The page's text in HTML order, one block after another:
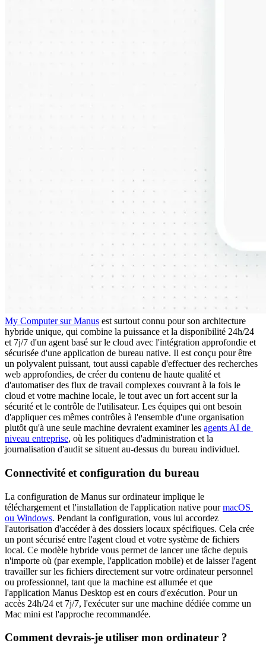
My Computer sur Manus est surtout connu pour son architecture
hybride unique, qui combine la puissance et la disponibilité 24h/24
et 7j/7 d'un agent basé sur le cloud avec l'intégration approfondie et
sécurisée d'une application de bureau native. Il est conçu pour être
un polyvalent puissant, tout aussi capable d'effectuer des recherches
web approfondies, de créer du contenu de haute qualité et
d'automatiser des flux de travail complexes couvrant à la fois le
cloud et votre machine locale, le tout avec un fort accent sur la
sécurité et le contrôle de l'utilisateur. Les équipes qui ont besoin
d'appliquer ces mêmes contrôles à l'ensemble d'une organisation
plutôt qu'à une seule machine devraient examiner les agents AI de
niveau entreprise, où les politiques d'administration et la
journalisation d'audit se situent au-dessus du bureau individuel.
Connectivité et configuration du bureau
La configuration de Manus sur ordinateur implique le
téléchargement et l'installation de l'application native pour macOS
ou Windows. Pendant la configuration, vous lui accordez
l'autorisation d'accéder à des dossiers locaux spécifiques. Cela crée
un pont sécurisé entre l'agent cloud et votre système de fichiers
local. Ce modèle hybride vous permet de lancer une tâche depuis
n'importe où (par exemple, l'application mobile) et de laisser l'agent
travailler sur les fichiers directement sur votre ordinateur personnel
ou professionnel, tant que la machine est allumée et que
l'application Manus Desktop est en cours d'exécution. Pour un
accès 24h/24 et 7j/7, l'exécuter sur une machine dédiée comme un
Mac mini est l'approche recommandée.
Comment devrais-je utiliser mon ordinateur ?